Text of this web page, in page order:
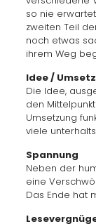
so nie
zweiten Teil
noch etwas
ihrem Weg
Idee /
Die Idee,
den
Umsetzung
viele
Spannung
Neben der
eine
Das Ende hat